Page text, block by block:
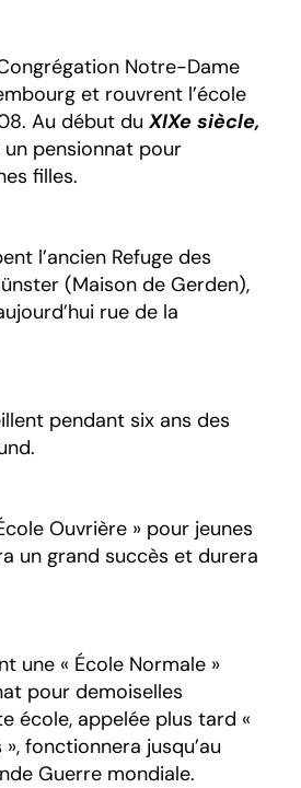
Notre-Dame
et rouvrent l’école
Au début du XIXe siècle,
pensionnat pour
filles.
l’ancien Refuge des
(Maison de Gerden),
rue de la
pendant six ans des
Ouvrière » pour jeunes
un grand succès et durera
une « École Normale »
pour demoiselles
école, appelée plus tard «
fonctionnera jusqu’au
Guerre mondiale.